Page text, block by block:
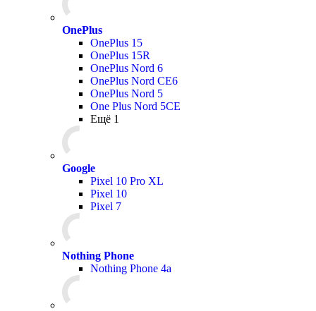
OnePlus
OnePlus 15
OnePlus 15R
OnePlus Nord 6
OnePlus Nord CE6
OnePlus Nord 5
One Plus Nord 5CE
Ещё 1
Google
Pixel 10 Pro XL
Pixel 10
Pixel 7
Nothing Phone
Nothing Phone 4a